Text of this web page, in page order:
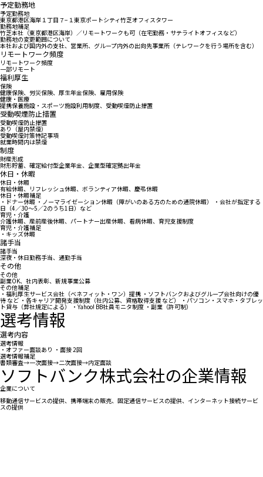
予定勤務地
予定勤務地
東京都港区海岸１丁目７−１東京ポートシティ竹芝オフィスタワー
勤務地補足
竹芝本社（東京都港区海岸）／リモートワークも可（在宅勤務・サテライトオフィスなど）
勤務地の変更範囲について
本社および国内外の支社、営業所、グループ内外の出向先事業所（テレワークを行う場所を含む）
リモートワーク頻度
リモートワーク頻度
一部リモート
福利厚生
保険
健康保険、労災保険、厚生年金保険、雇用保険
健康・医療
提携保養施設・スポーツ施設利用制度、受動喫煙防止措置
受動喫煙防止措置
受動喫煙防止措置
あり（屋内禁煙）
受動喫煙対策特記事項
就業時間内は禁煙
制度
財産形成
財形貯蓄、確定給付型企業年金、企業型確定拠出年金
休日・休暇
休日・休暇
有給休暇、リフレッシュ休暇、ボランティア休暇、慶弔休暇
休日・休暇補足
・ドナー休暇 ・ノーマライゼーション休暇（障がいのある方のための通院休暇） ・会社が指定する
日（4／30〜5／2のうち1日）など
育児・介護
介護休暇、産前産後休暇、パートナー出産休暇、看病休暇、育児支援制度
育児・介護補足
・キッズ休暇
諸手当
諸手当
深夜・休日勤務手当、通勤手当
その他
その他
副業OK、社内表彰、新規事業公募
その他補足
・福利厚生サービス会社（ベネフィット・ワン）提携 ・ソフトバンクおよびグループ会社向けの優
待 など ・各キャリア開発支援制度（社内公募、資格取得支援 など） ・パソコン・スマホ・タブレッ
ト貸与（弊社規定による） ・Yahoo! BB社員モニタ制度 ・副業（許可制）
選考情報
選考内容
選考情報
・オファー面談あり ・面接 2回
選考情報補足
書類審査→一次面接→二次面接→内定面談
ソフトバンク株式会社の企業情報
企業について
移動通信サービスの提供、携帯端末の販売、固定通信サービスの提供、インターネット接続サービ
スの提供